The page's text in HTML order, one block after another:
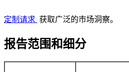
定制请求 获取广泛的市场洞察。
报告范围和细分